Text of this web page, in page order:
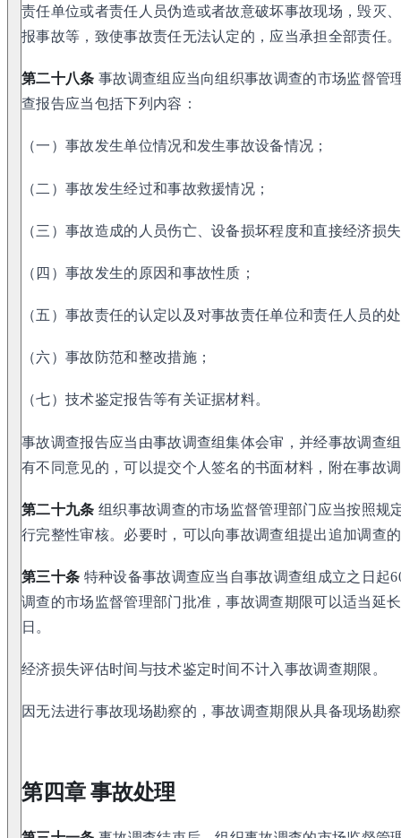
责任单位或者责任人员伪造或者故意破坏事故现场，毁灭
报事故等，致使事故责任无法认定的，应当承担全部责任。
第二十八条 事故调查组应当向组织事故调查的市场监督管
查报告应当包括下列内容：
（一）事故发生单位情况和发生事故设备情况；
（二）事故发生经过和事故救援情况；
（三）事故造成的人员伤亡、设备损坏程度和直接经济损
（四）事故发生的原因和事故性质；
（五）事故责任的认定以及对事故责任单位和责任人员的
（六）事故防范和整改措施；
（七）技术鉴定报告等有关证据材料。
事故调查报告应当由事故调查组集体会审，并经事故调查
有不同意见的，可以提交个人签名的书面材料，附在事故
第二十九条 组织事故调查的市场监督管理部门应当按照规
行完整性审核。必要时，可以向事故调查组提出追加调查
第三十条 特种设备事故调查应当自事故调查组成立之日起
调查的市场监督管理部门批准，事故调查期限可以适当延
日。
经济损失评估时间与技术鉴定时间不计入事故调查期限。
因无法进行事故现场勘察的，事故调查期限从具备现场勘
第四章 事故处理